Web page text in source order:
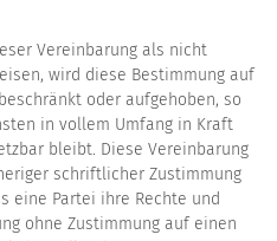
Vereinbarung als nicht
wird diese Bestimmung auf
oder aufgehoben, so
in vollem Umfang in Kraft
bleibt. Diese Vereinbarung
schriftlicher Zustimmung
eine Partei ihre Rechte und
ohne Zustimmung auf einen